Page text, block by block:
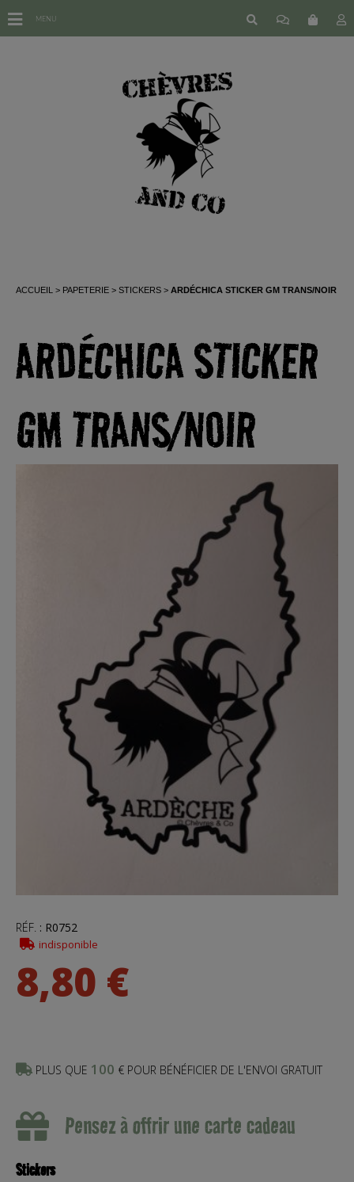
ACCUEIL PAPETERIE STICKERS ARDÉCHICA STICKER GM TRANS/NOIR
ARDÉCHICA STICKER
GM TRANS/NOIR
RÉF. : R0752
indisponible
8,80 €
PLUS QUE 100 € POUR BÉNÉFICIER DE L'ENVOI GRATUIT
Pensez à offrir une carte cadeau
Stickers
MENU